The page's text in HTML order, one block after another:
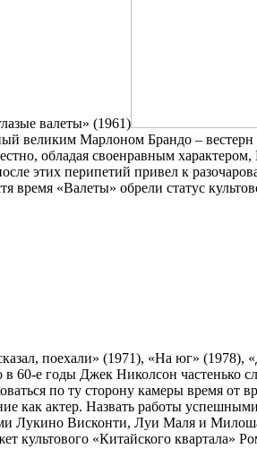
валеты» (1961)
великим Марлоном Брандо –
обладая своенравным
этих перипетий привел к
время «Валеты» обрели статус
поехали» (1971), «На юг» (1978),
в 60-е годы Джек Николсон частенько
по ту сторону камеры время от
как актер. Назвать работы
Лукино Висконти, Луи Маля и
культового «Китайского квартала»